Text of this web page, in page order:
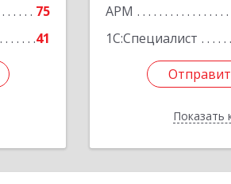
75
41
АРМ
1С:Специалист
Показать